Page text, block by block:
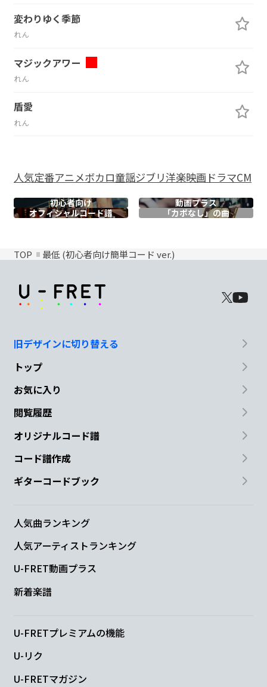
変わりゆく季節
れん
マジックアワー
れん
盾愛
れん
人気定番アニメボカロ童謡ジブリ洋楽映画ドラマCM
初心者向け
動画プラス
オフィシャルコード譜 「カポなし」の曲
TOP 最低 (初心者向け簡単コード ver.)
旧デザインに切り替える
トップ
お気に入り
閲覧履歴
オリジナルコード譜
コード譜作成
ギターコードブック
人気曲ランキング
人気アーティストランキング
U-FRET動画プラス
新着楽譜
U-FRETプレミアムの機能
U-リク
U-FRETマガジン